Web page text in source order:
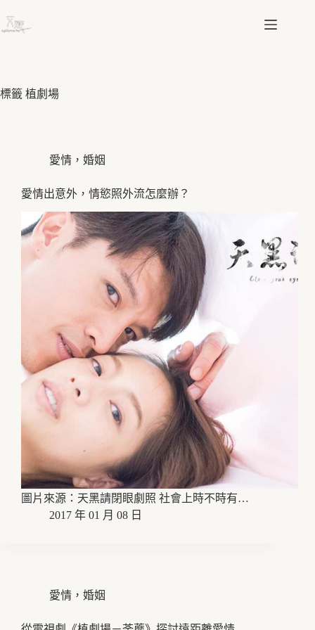
至
容
標籤 植劇場
愛情，婚姻
愛情出意外，情慾照外流怎麼辦？
圖片來源：天黑請閉眼劇照 社會上時不時有…
2017 年 01 月 08 日
愛情，婚姻